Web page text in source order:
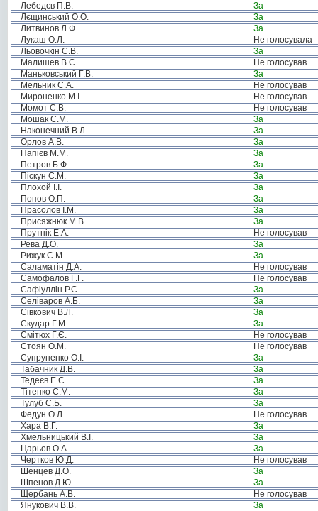
Лебедєв П.В.
За
Лєщинський О.О.
За
Литвинов Л.Ф.
За
Лукаш О.Л.
Не голосувала
Льовочкін С.В.
За
Малишев В.С.
Не голосував
Маньковський Г.В.
За
Мельник С.А.
Не голосував
Мироненко М.І.
Не голосував
Момот С.В.
Не голосував
Мошак С.М.
За
Наконечний В.Л.
За
Орлов А.В.
За
Папієв М.М.
За
Петров Б.Ф.
За
Піскун С.М.
За
Плохой І.І.
За
Попов О.П.
За
Прасолов І.М.
За
Присяжнюк М.В.
За
Прутнік Е.А.
Не голосував
Рева Д.О.
За
Рижук С.М.
За
Саламатін Д.А.
Не голосував
Самофалов Г.Г.
Не голосував
Сафіуллін Р.С.
За
Селіваров А.Б.
За
Сівкович В.Л.
За
Скудар Г.М.
За
Смітюх Г.Є.
Не голосував
Стоян О.М.
Не голосував
Супруненко О.І.
За
Табачник Д.В.
За
Тедеєв Е.С.
За
Тітенко С.М.
За
Тулуб С.Б.
За
Федун О.Л.
Не голосував
Хара В.Г.
За
Хмельницький В.І.
За
Царьов О.А.
За
Чертков Ю.Д.
Не голосував
Шенцев Д.О.
За
Шпенов Д.Ю.
За
Щербань А.В.
Не голосував
Янукович В.В.
За